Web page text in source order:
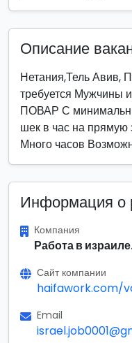
Описание
Нетания,Тель Авив,
требуется Мужчины
ПОВАР С
шек в час на прямую
Много часов
Информация о
Компания
Работа в
Сайт компании
haifawork.com/
Email